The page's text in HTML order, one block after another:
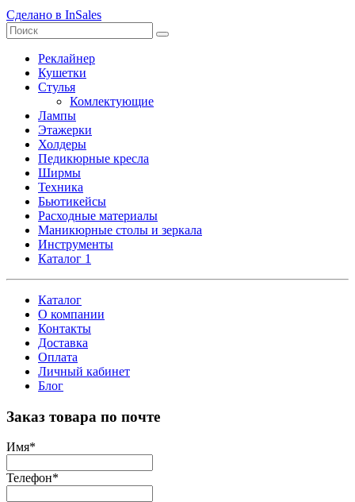
Сделано в InSales
Реклайнер
Кушетки
Стулья
Комлектующие
Лампы
Этажерки
Холдеры
Педикюрные кресла
Ширмы
Техника
Бьютикейсы
Расходные материалы
Маникюрные столы и зеркала
Инструменты
Каталог 1
Каталог
О компании
Контакты
Доставка
Оплата
Личный кабинет
Блог
Заказ товара по почте
Имя*
Телефон*